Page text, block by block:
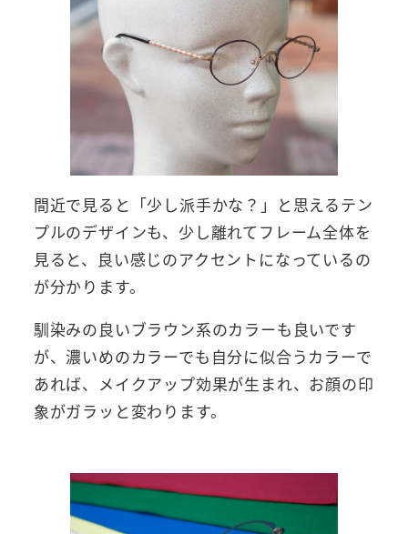
間近で見ると「少し派手かな？」と思えるテン
プルのデザインも、少し離れてフレーム全体を
見ると、良い感じのアクセントになっているの
が分かります。
馴染みの良いブラウン系のカラーも良いです
が、濃いめのカラーでも自分に似合うカラーで
あれば、メイクアップ効果が生まれ、お顔の印
象がガラッと変わります。